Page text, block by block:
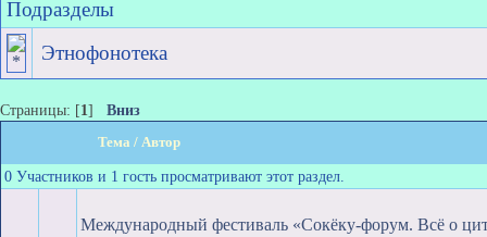
Подразделы
Этнофонотека
Страницы: [1] Вниз
Тема / Автор
0 Участников и 1 гость просматривают этот раздел.
Международный фестиваль «Сокёку-форум. Всё о